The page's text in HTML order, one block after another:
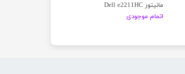
مانیتور Dell e2211HC
اتمام موجودی